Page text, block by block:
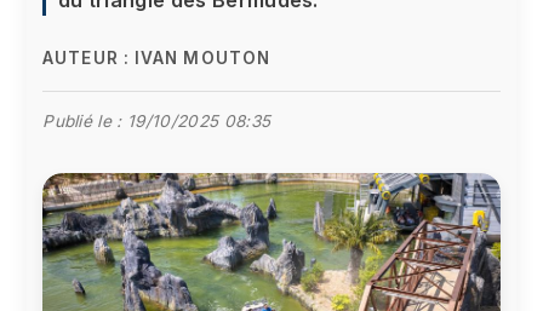
AUTEUR : IVAN MOUTON
Publié le : 19/10/2025 08:35